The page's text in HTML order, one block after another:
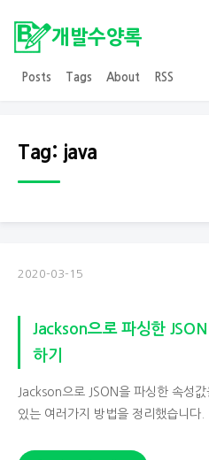
개발수양록
Posts Tags About RSS
Tag: java
2020-03-15
Jackson으로 파싱한
하기
Jackson으로 JSON을 파싱한 속성
있는 여러가지 방법을 정리했습니다.